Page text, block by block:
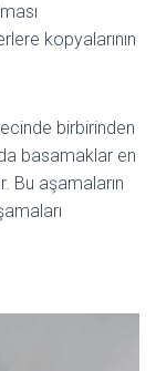
kopyalarının
birbirinden
basamaklar en
Bu aşamaların